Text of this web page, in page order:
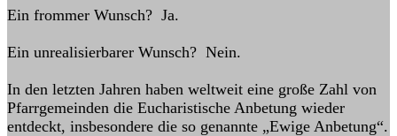
Ein frommer Wunsch? Ja.
Ein unrealisierbarer Wunsch? Nein.
In den letzten Jahren haben weltweit eine große Zahl von
Pfarrgemeinden die Eucharistische Anbetung wieder
entdeckt, insbesondere die so genannte „Ewige Anbetung“.